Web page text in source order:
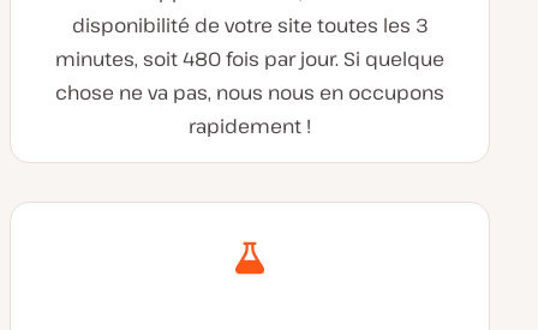
disponibilité de votre site toutes les 3
minutes, soit 480 fois par jour. Si quelque
chose ne va pas, nous nous en occupons
rapidement !